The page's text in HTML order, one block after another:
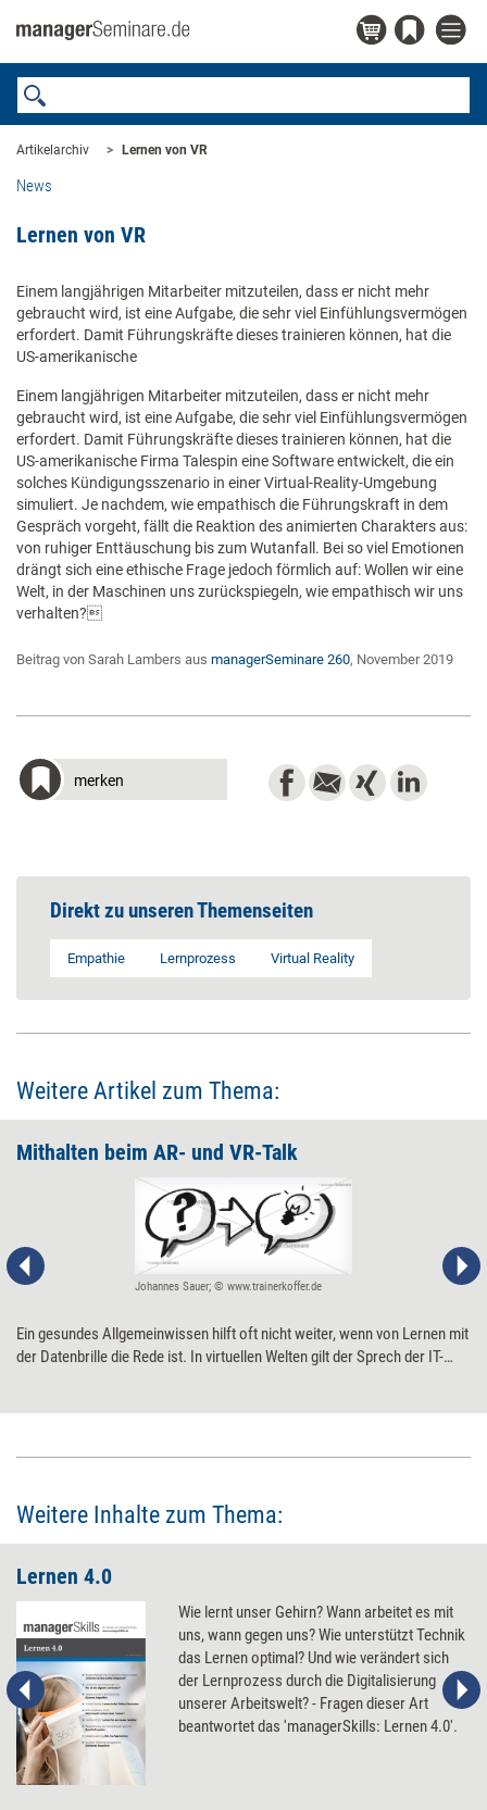
Artikelarchiv Lernen von VR
News
Lernen von VR
Einem langjährigen Mitarbeiter mitzuteilen, dass er nicht mehr
gebraucht wird, ist eine Aufgabe, die sehr viel Einfühlungsvermögen
erfordert. Damit Führungskräfte dieses trainieren können, hat die
US-amerikanische
Einem langjährigen Mitarbeiter mitzuteilen, dass er nicht mehr
gebraucht wird, ist eine Aufgabe, die sehr viel Einfühlungsvermögen
erfordert. Damit Führungskräfte dieses trainieren können, hat die
US-amerikanische Firma Talespin eine Software entwickelt, die ein
solches Kündigungsszenario in einer Virtual-Reality-Umgebung
simuliert. Je nachdem, wie empathisch die Führungskraft in dem
Gespräch vorgeht, fällt die Reaktion des animierten Charakters aus:
von ruhiger Enttäuschung bis zum Wutanfall. Bei so viel Emotionen
drängt sich eine ethische Frage jedoch förmlich auf: Wollen wir eine
Welt, in der Maschinen uns zurückspiegeln, wie empathisch wir uns
verhalten?
Beitrag von Sarah Lambers aus managerSeminare 260, November 2019
merken
Direkt zu unseren Themenseiten
Empathie Lernprozess Virtual Reality
Weitere Artikel zum Thema:
Mithalten beim AR- und VR-Talk
Johannes Sauer; © www.trainerkoffer.de
Ein gesundes Allgemeinwissen hilft oft nicht weiter, wenn von Lernen mit
der Datenbrille die Rede ist. In virtuellen Welten gilt der Sprech der IT-
Weitere Inhalte zum Thema:
Lernen 4.0
Wie lernt unser Gehirn? Wann arbeitet es mit
uns, wann gegen uns? Wie unterstützt Technik
das Lernen optimal? Und wie verändert sich
der Lernprozess durch die Digitalisierung
unserer Arbeitswelt? - Fragen dieser Art
beantwortet das 'managerSkills: Lernen 4.0'.